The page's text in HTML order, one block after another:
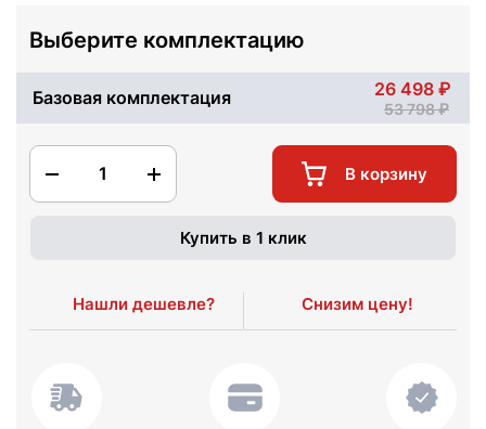
Выберите комплектацию
Базовая комплектация 26 498
53 798
1 В корзину
Купить в 1 клик
Нашли дешевле? Снизим цену!